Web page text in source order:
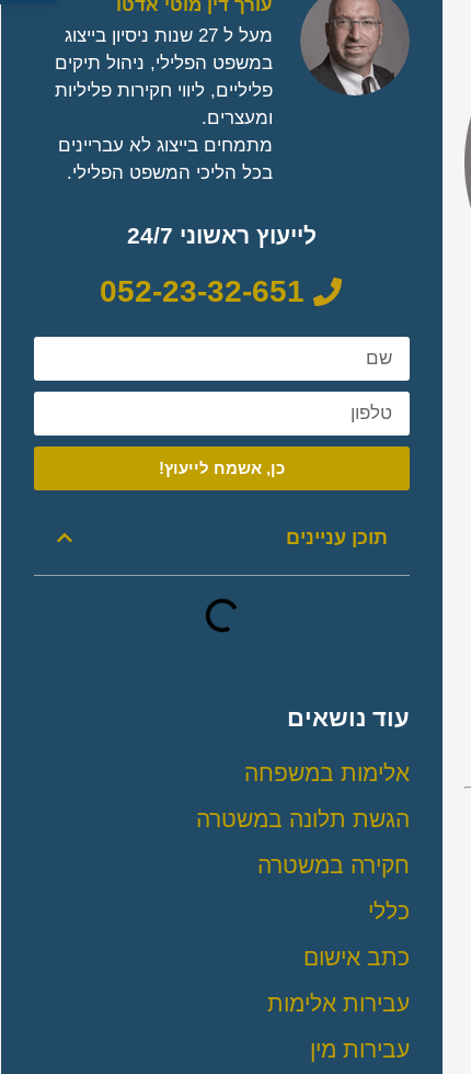
עורך דין מוטי אדטו
מעל ל 27 שנות ניסיון בייצוג
במשפט הפלילי, ניהול תיקים
פליליים, ליווי חקירות פליליות
ומעצרים.
מתמחים בייצוג לא עבריינים
בכל הליכי המשפט הפלילי.
לייעוץ ראשוני 24/7
052-23-32-651
כן, אשמח לייעוץ!
תוכן עניינים
עוד נושאים
אלימות במשפחה
הגשת תלונה במשטרה
חקירה במשטרה
כללי
כתב אישום
עבירות אלימות
עבירות מין